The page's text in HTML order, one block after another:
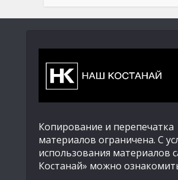
Копирование и перепечатка
материалов ограничена. С
использования материалов
Костанай» можно